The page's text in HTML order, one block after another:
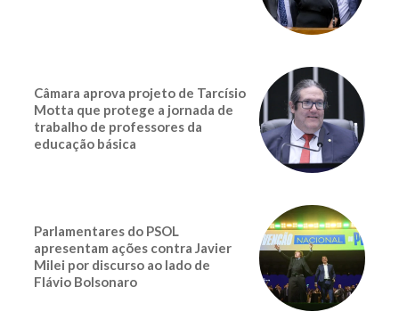
Câmara aprova projeto de Tarcísio
Motta que protege a jornada de
trabalho de professores da
educação básica
Parlamentares do PSOL
apresentam ações contra Javier
Milei por discurso ao lado de
Flávio Bolsonaro